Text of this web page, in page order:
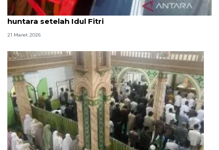
Korban bencana di Aceh Barat sepakat huni
huntara setelah Idul Fitri
21 Maret 2026